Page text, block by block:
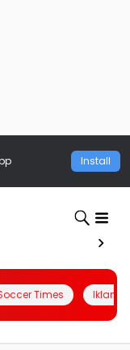
Install
Times Iklanin